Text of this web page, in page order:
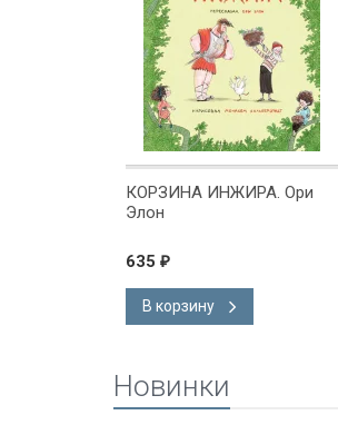
КОРЗИНА ИНЖИРА. Ори
Элон
635 ₽
В корзину
Новинки